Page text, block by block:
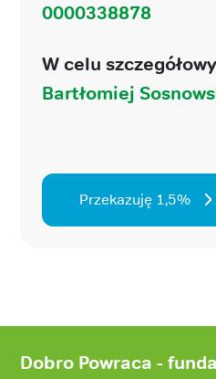
0000338878
W celu
Bartłomiej
Przekazuję 1,5%
stronyDobro Powraca -